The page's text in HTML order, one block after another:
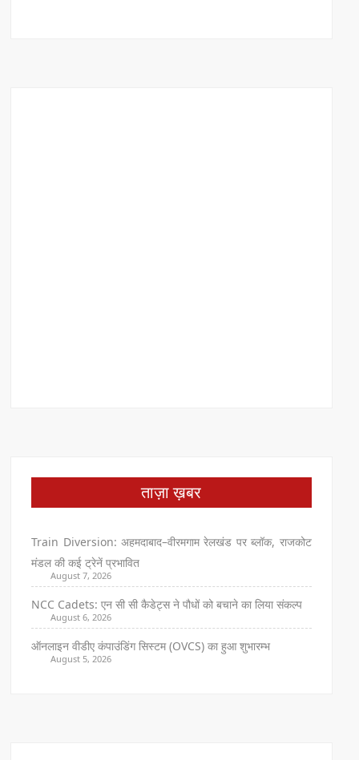
ताज़ा ख़बर
Train Diversion: अहमदाबाद–वीरमगाम रेलखंड पर ब्लॉक, राजकोट
मंडल की कई ट्रेनें प्रभावित
August 7, 2026
NCC Cadets: एन सी सी कैडेट्स ने पौधों को बचाने का लिया संकल्प
August 6, 2026
ऑनलाइन वीडीए कंपाउंडिंग सिस्टम (OVCS) का हुआ शुभारम्भ
August 5, 2026